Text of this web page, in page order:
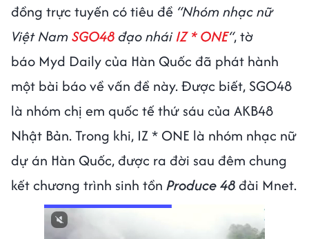
đồng trực tuyến có tiêu đề “Nhóm nhạc nữ
Việt Nam SGO48đạo nháiIZ * ONE“, tờ
báo Myd Daily của Hàn Quốc đã phát hành
một bài báo về vấn đề này. Được biết, SGO48
là nhóm chị em quốc tế thứ sáu của AKB48
Nhật Bản. Trong khi, IZ * ONE là nhóm nhạc nữ
dự án Hàn Quốc, được ra đời sau đêm chung
kết chương trình sinh tồn Produce 48đài Mnet.